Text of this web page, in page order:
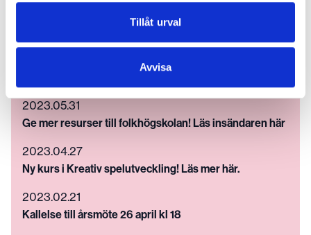
Tillåt urval
Avvisa
Kallelse till årsmöte 25 april kl 18
2023.10.17
2023.05.31
Ge mer resurser till folkhögskolan! Läs insändaren här
2023.04.27
Ny kurs i Kreativ spelutveckling! Läs mer här.
2023.02.21
Kallelse till årsmöte 26 april kl 18